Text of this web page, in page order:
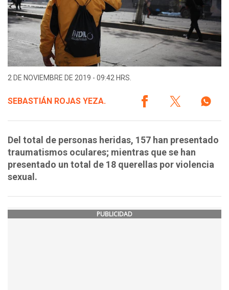
2 DE NOVIEMBRE DE 2019 - 09:42 HRS.
SEBASTIÁN ROJAS YEZA.
Del total de personas heridas, 157 han presentado
traumatismos oculares; mientras que se han
presentado un total de 18 querellas por violencia
sexual.
PUBLICIDAD